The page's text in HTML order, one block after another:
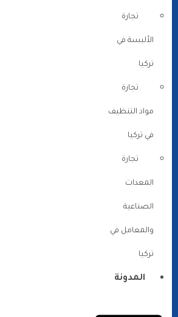
تجارة
الألبسة في
تركيا
تجارة
مواد التنظيف
في تركيا
تجارة
المعدات
الصناعية
والمعامل في
تركيا
المدونة